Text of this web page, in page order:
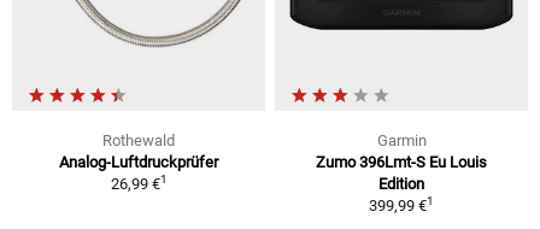
Rothewald
Analog-Luftdruckprüfer
26,99 €1
Garmin
Zumo 396Lmt-S Eu Louis
Edition
399,99 €1